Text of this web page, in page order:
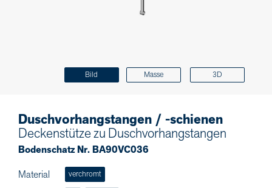
Bild Masse 3D
Duschvorhangstangen / -schienen
Deckenstütze zu Duschvorhangstangen
Bodenschatz Nr. BA90VC036
Material
verchromt